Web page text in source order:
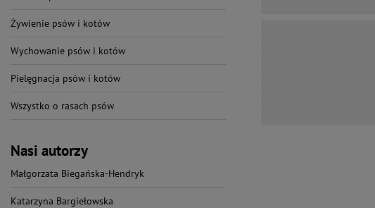
Żywienie psów i kotów
Wychowanie psów i kotów
Pielęgnacja psów i kotów
Wszystko o rasach psów
Nasi autorzy
Małgorzata Biegańska-Hendryk
Katarzyna Bargiełowska